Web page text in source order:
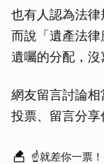
也有人認為法
而說「遺產法
遺囑的分配，沒
網友留言討論
投票、留言分享
☝就差你一票！